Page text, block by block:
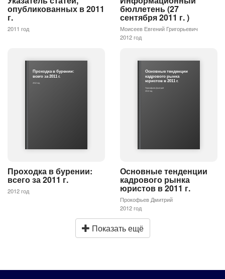
опубликованных в 2011
г.
2011 год
бюллетень (27
сентября 2011 г. )
Моисеев Евгений Григорьевич
2012 год
Проходка в бурении:
всего за 2011 г.
2012 год
Проходка в бурении:
всего за 2011 г.
2012 год
Основные тенденции
кадрового рынка
юристов в 2011 г.
Прокофьев Дмитрий
2012 год
Основные тенденции
кадрового рынка
юристов в 2011 г.
Прокофьев Дмитрий
2012 год
Показать ещё